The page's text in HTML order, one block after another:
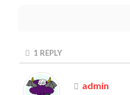
1 REPLY
admin